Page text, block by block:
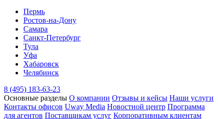
Пермь
Ростов-на-Дону
Самара
Санкт-Петербург
Тула
Уфа
Хабаровск
Челябинск
8 (495) 183-63-23
Основные разделы О компании Отзывы и кейсы Наши услуги
Контакты офисов Uway Media Новостной центр Программа
для агентов Поставщикам услуг Корпоративным клиентам